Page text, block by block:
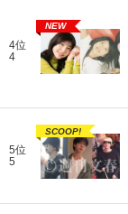
4位
4
NEW
5位
5
SCOOP!